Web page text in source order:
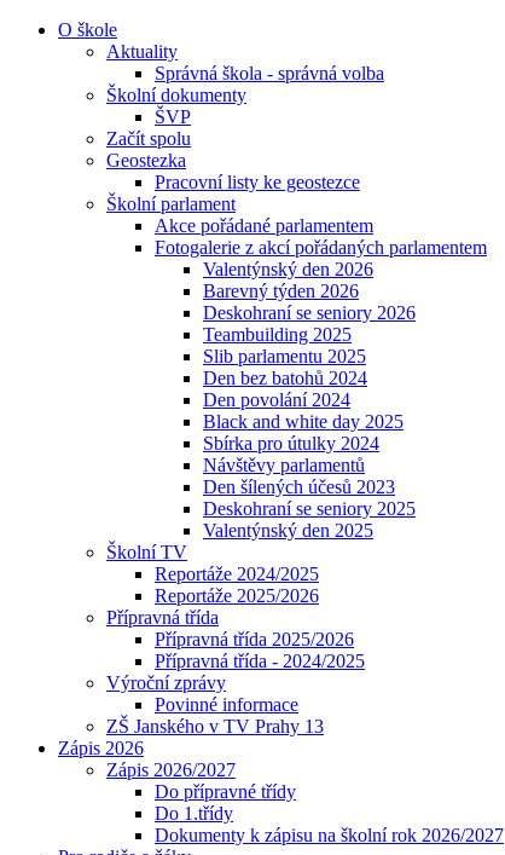
O škole
Aktuality
Správná škola - správná volba
Školní dokumenty
ŠVP
Začít spolu
Geostezka
Pracovní listy ke geostezce
Školní parlament
Akce pořádané parlamentem
Fotogalerie z akcí pořádaných parlamentem
Valentýnský den 2026
Barevný týden 2026
Deskohraní se seniory 2026
Teambuilding 2025
Slib parlamentu 2025
Den bez batohů 2024
Den povolání 2024
Black and white day 2025
Sbírka pro útulky 2024
Návštěvy parlamentů
Den šílených účesů 2023
Deskohraní se seniory 2025
Valentýnský den 2025
Školní TV
Reportáže 2024/2025
Reportáže 2025/2026
Přípravná třída
Přípravná třída 2025/2026
Přípravná třída - 2024/2025
Výroční zprávy
Povinné informace
ZŠ Janského v TV Prahy 13
Zápis 2026
Zápis 2026/2027
Do přípravné třídy
Do 1.třídy
Dokumenty k zápisu na školní rok 2026/2027